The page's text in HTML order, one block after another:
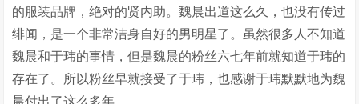
的服装品牌，绝对的贤内助。魏晨出道这么久，也没有传过
绯闻，是一个非常洁身自好的男明星了。虽然很多人不知道
魏晨和于玮的事情，但是魏晨的粉丝六七年前就知道于玮的
存在了。所以粉丝早就接受了于玮，也感谢于玮默默地为魏
晨付出了这么多年。